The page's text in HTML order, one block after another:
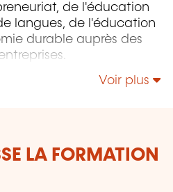
de l'éducation
langues, de l'éducation
durable auprès des
Voir plus
LA FORMATION